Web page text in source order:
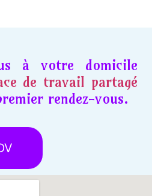
à votre domicile
de travail partagé
rendez-vous.